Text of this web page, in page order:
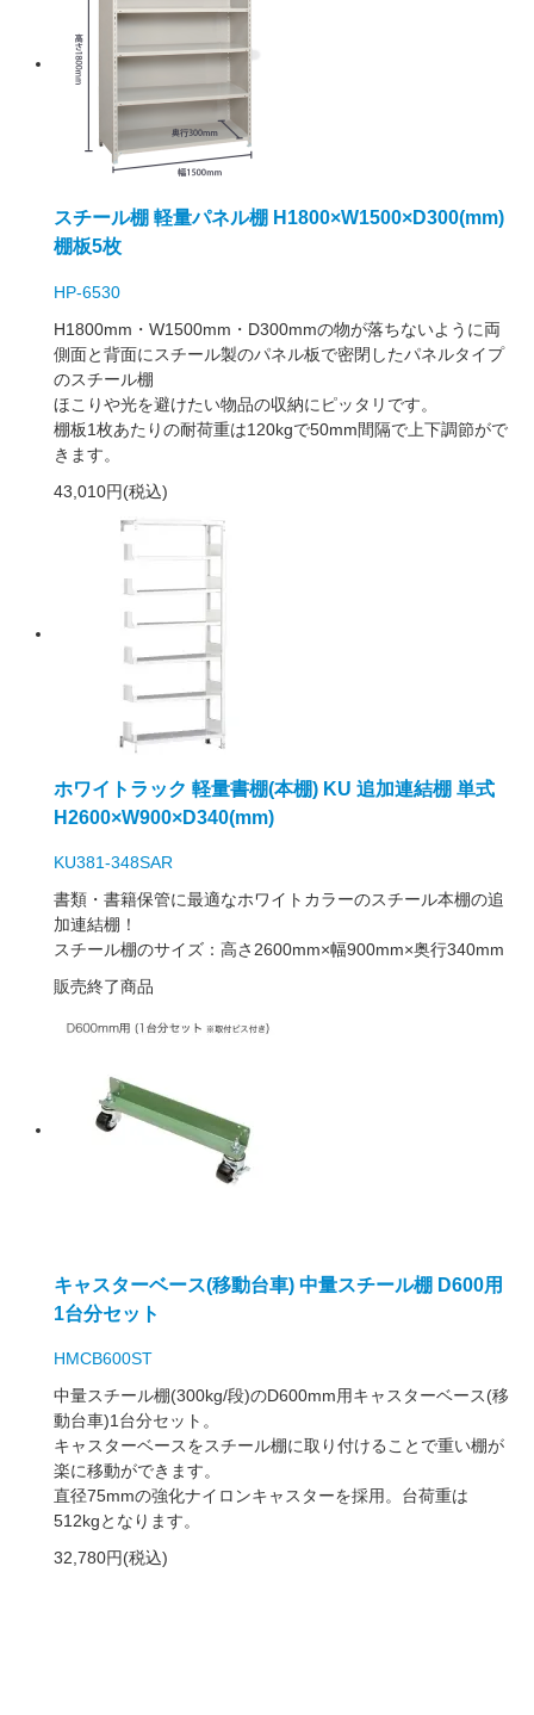
スチール棚 軽量パネル棚 H1800×W1500×D300(mm)
棚板5枚
HP-6530
H1800mm・W1500mm・D300mmの物が落ちないように両
側面と背面にスチール製のパネル板で密閉したパネルタイプ
のスチール棚
ほこりや光を避けたい物品の収納にピッタリです。
棚板1枚あたりの耐荷重は120kgで50mm間隔で上下調節がで
きます。
43,010円(税込)
ホワイトラック 軽量書棚(本棚) KU 追加連結棚 単式
H2600×W900×D340(mm)
KU381-348SAR
書類・書籍保管に最適なホワイトカラーのスチール本棚の追
加連結棚！
スチール棚のサイズ：高さ2600mm×幅900mm×奥行340mm
販売終了商品
キャスターベース(移動台車) 中量スチール棚 D600用
1台分セット
HMCB600ST
中量スチール棚(300kg/段)のD600mm用キャスターベース(移
動台車)1台分セット。
キャスターベースをスチール棚に取り付けることで重い棚が
楽に移動ができます。
直径75mmの強化ナイロンキャスターを採用。台荷重は
512kgとなります。
32,780円(税込)